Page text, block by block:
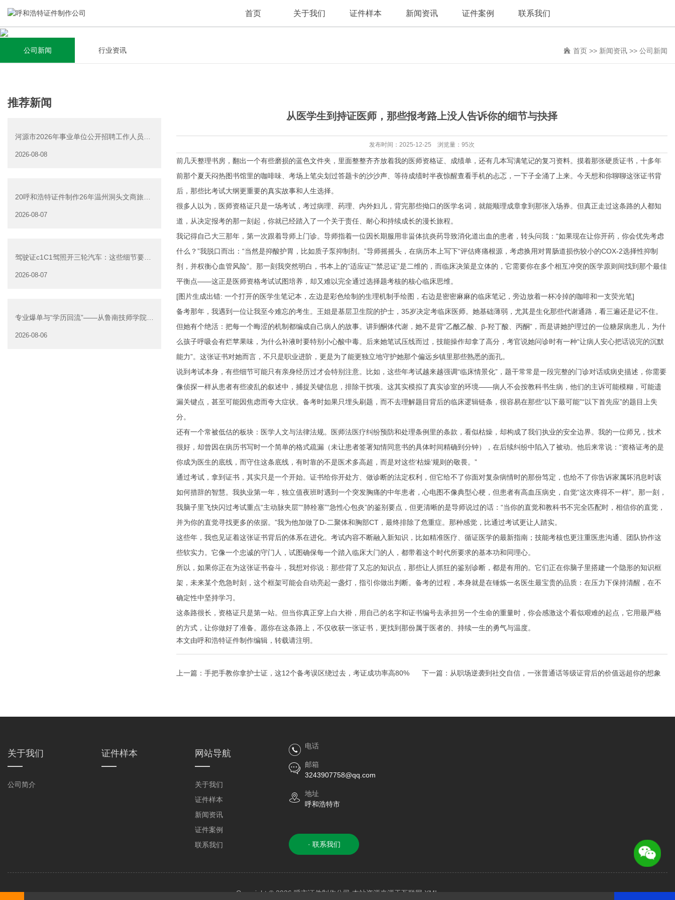
首页 关于我们
关于我们
集研发，设计，制造，安装于一体，多元化的定制需求，为上
千家企业提供过专业定制服务！
查看详情
证件样本 新闻资讯
新闻资讯
全自动流水线规模化生产，准时按期交货，年生产能力超过
40W万方米以上，拥有遍布全国的商务合作伙伴和较为完善的
查看详情
证件案例 联系我们
公司新闻 行业资讯 首页 >> 新闻资讯 >> 公司新闻
推荐新闻
河源市2026年事业单位公开招聘工作人员
2026-08-08
20呼和浩特证件制作26年温州洞头文商旅游
2026-08-07
驾驶证c1C1驾照开三轮汽车：这些细节要注
2026-08-07
专业爆单与“学历回流”——从鲁南技师学院透
2026-08-06
从医学生到持证医师，那些报考路上没人告诉你的细节与抉择
发布时间：2025-12-25 浏览量：95次
前几天整理书房，翻出一个有些磨损的蓝色文件夹，里面整整齐齐放着我的医师资格证、成绩单，还有几本写满笔记的复习资料。摸着那张硬质证书，十多年
前那个夏天闷热图书馆里的咖啡味、考场上笔尖划过答题卡的沙沙声、等待成绩时半夜惊醒查看手机的忐忑，一下子全涌了上来。今天想和你聊聊这张证书背
后，那些比考试大纲更重要的真实故事和人生选择。
很多人以为，医师资格证只是一场考试，考过病理、药理、内外妇儿，背完那些拗口的医学名词，就能顺理成章拿到那张入场券。但真正走过这条路的人都知
道，从决定报考的那一刻起，你就已经踏入了一个关于责任、耐心和持续成长的漫长旅程。
我记得自己大三那年，第一次跟着导师上门诊。导师指着一位因长期服用非甾体抗炎药导致消化道出血的患者，转头问我：“如果现在让你开药，你会优先考虑
什么？”我脱口而出：“当然是抑酸护胃，比如质子泵抑制剂。”导师摇摇头，在病历本上写下“评估疼痛根源，考虑换用对胃肠道损伤较小的COX-2选择性抑制
剂，并权衡心血管风险”。那一刻我突然明白，书本上的“适应证”“禁忌证”是二维的，而临床决策是立体的，它需要你在多个相互冲突的医学原则间找到那个最佳
平衡点——这正是医师资格考试试图培养，却又难以完全通过选择题考核的核心临床思维。
[图片生成出错: 一个打开的医学生笔记本，左边是彩色绘制的生理机制手绘图，右边是密密麻麻的临床笔记，旁边放着一杯冷掉的咖啡和一支荧光笔]
备考那年，我遇到一位让我至今难忘的考生。王姐是基层卫生院的护士，35岁决定考临床医师。她基础薄弱，尤其是生化那些代谢通路，看三遍还是记不住。
但她有个绝活：把每一个晦涩的机制都编成自己病人的故事。讲到酮体代谢，她不是背“乙酰乙酸、β-羟丁酸、丙酮”，而是讲她护理过的一位糖尿病患儿，为什
么孩子呼吸会有烂苹果味，为什么补液时要特别小心酸中毒。后来她笔试压线而过，技能操作却拿了高分，考官说她问诊时有一种“让病人安心把话说完的沉默
能力”。这张证书对她而言，不只是职业进阶，更是为了能更独立地守护她那个偏远乡镇里那些熟悉的面孔。
说到考试本身，有些细节可能只有亲身经历过才会特别注意。比如，这些年考试越来越强调“临床情景化”，题干常常是一段完整的门诊对话或病史描述，你需要
像侦探一样从患者有些凌乱的叙述中，捕捉关键信息，排除干扰项。这其实模拟了真实诊室的环境——病人不会按教科书生病，他们的主诉可能模糊，可能遗
漏关键点，甚至可能因焦虑而夸大症状。备考时如果只埋头刷题，而不去理解题目背后的临床逻辑链条，很容易在那些“以下最可能”“以下首先应”的题目上失
分。
还有一个常被低估的板块：医学人文与法律法规。医师法医疗纠纷预防和处理条例里的条款，看似枯燥，却构成了我们执业的安全边界。我的一位师兄，技术
很好，却曾因在病历书写时一个简单的格式疏漏（未让患者签署知情同意书的具体时间精确到分钟），在后续纠纷中陷入了被动。他后来常说：“资格证考的是
你成为医生的底线，而守住这条底线，有时靠的不是医术多高超，而是对这些‘枯燥’规则的敬畏。”
通过考试，拿到证书，其实只是一个开始。证书给你开处方、做诊断的法定权利，但它给不了你面对复杂病情时的那份笃定，也给不了你告诉家属坏消息时该
如何措辞的智慧。我执业第一年，独立值夜班时遇到一个突发胸痛的中年患者，心电图不像典型心梗，但患者有高血压病史，自觉“这次疼得不一样”。那一刻，
我脑子里飞快闪过考试重点“主动脉夹层”“肺栓塞”“急性心包炎”的鉴别要点，但更清晰的是导师说过的话：“当你的直觉和教科书不完全匹配时，相信你的直觉，
并为你的直觉寻找更多的依据。”我为他加做了D-二聚体和胸部CT，最终排除了危重症。那种感觉，比通过考试更让人踏实。
这些年，我也见证着这张证书背后的体系在进化。考试内容不断融入新知识，比如精准医疗、循证医学的最新指南；技能考核也更注重医患沟通、团队协作这
些软实力。它像一个忠诚的守门人，试图确保每一个踏入临床大门的人，都带着这个时代所要求的基本功和同理心。
所以，如果你正在为这张证书奋斗，我想对你说：那些背了又忘的知识点，那些让人抓狂的鉴别诊断，都是有用的。它们正在你脑子里搭建一个隐形的知识框
架，未来某个危急时刻，这个框架可能会自动亮起一盏灯，指引你做出判断。备考的过程，本身就是在锤炼一名医生最宝贵的品质：在压力下保持清醒，在不
确定性中坚持学习。
这条路很长，资格证只是第一站。但当你真正穿上白大褂，用自己的名字和证书编号去承担另一个生命的重量时，你会感激这个看似艰难的起点，它用最严格
的方式，让你做好了准备。愿你在这条路上，不仅收获一张证书，更找到那份属于医者的、持续一生的勇气与温度。
本文由呼和浩特证件制作编辑，转载请注明。
上一篇： 手把手教你拿护士证，这12个备考误区绕过去，考证成功率高80% 下一篇： 从职场逆袭到社交自信，一张普通话等级证背后的价值远超你的想象
关于我们
公司简介
证件样本 网站导航
关于我们
证件样本
新闻资讯
证件案例
联系我们
电话
邮箱
3243907758@qq.com
地址
呼和浩特市
· 联系我们
Copyright © 2026 呼市证件制作公司 本站资源来源于互联网 XML